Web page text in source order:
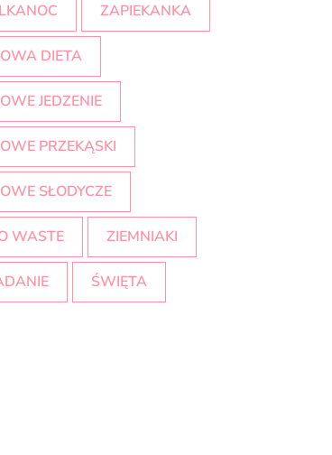
ZAPIEKANKA
DIETA
JEDZENIE
PRZEKĄSKI
SŁODYCZE
WASTE ZIEMNIAKI
ŚWIĘTA